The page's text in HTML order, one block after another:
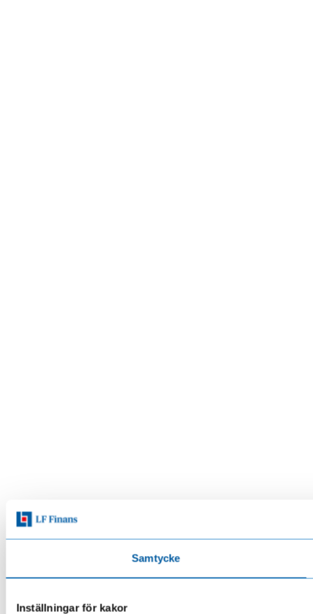
Samtycke
Inställningar för kakor